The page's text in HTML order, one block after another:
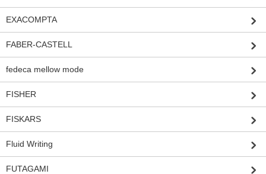
EXACOMPTA
FABER-CASTELL
fedeca mellow mode
FISHER
FISKARS
Fluid Writing
FUTAGAMI